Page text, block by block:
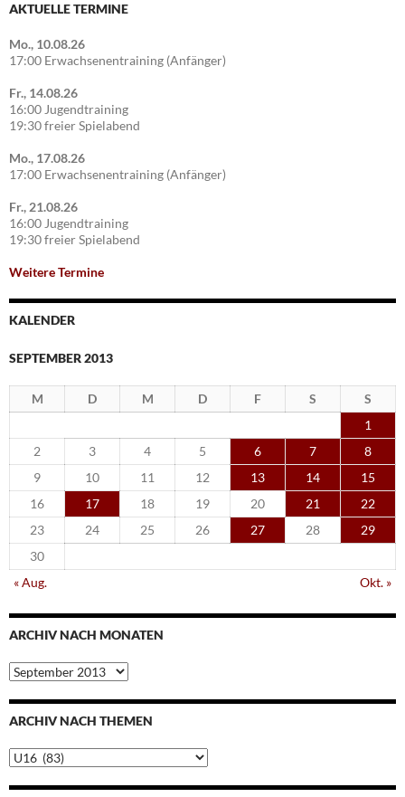
AKTUELLE TERMINE
Mo., 10.08.26
17:00 Erwachsenentraining (Anfänger)
Fr., 14.08.26
16:00 Jugendtraining
19:30 freier Spielabend
Mo., 17.08.26
17:00 Erwachsenentraining (Anfänger)
Fr., 21.08.26
16:00 Jugendtraining
19:30 freier Spielabend
Weitere Termine
KALENDER
SEPTEMBER 2013
M D M D F S
S
1
2
3 4 5 6 7
8
9
10 11 12 13 14
15
16
17 18 19 20 21
22
23
24 25 26 27 28
29
30
« Aug.
Okt. »
ARCHIV NACH MONATEN
Archiv
nach
Monaten
ARCHIV NACH THEMEN
Archiv
nach
Themen